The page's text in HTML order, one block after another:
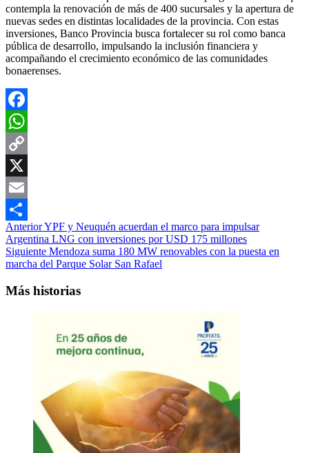
contempla la renovación de más de 400 sucursales y la apertura de
nuevas sedes en distintas localidades de la provincia. Con estas
inversiones, Banco Provincia busca fortalecer su rol como banca
pública de desarrollo, impulsando la inclusión financiera y
acompañando el crecimiento económico de las comunidades
bonaerenses.
Facebook
WhatsApp
Copy
Link
X
Email
Compartir
Navegación
de
entradas
AnteriorYPF y Neuquén acuerdan el marco para impulsar
Argentina LNG con inversiones por USD 175 millones
Siguiente Mendoza suma 180 MW renovables con la puesta en
marcha del Parque Solar San Rafael
Más historias